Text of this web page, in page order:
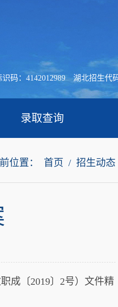
识码：4142012989 湖北招生代
录取查询
位置： 首页 / 招生动态
成〔2019〕2号）文件精